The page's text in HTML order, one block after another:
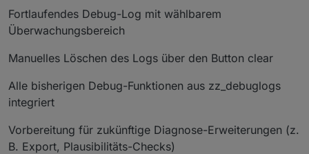
Fortlaufendes Debug-Log mit wählbarem
Überwachungsbereich
Manuelles Löschen des Logs über den Button clear
Alle bisherigen Debug-Funktionen aus zz_debuglogs
integriert
Vorbereitung für zukünftige Diagnose-Erweiterungen (z.
B. Export, Plausibilitäts-Checks)